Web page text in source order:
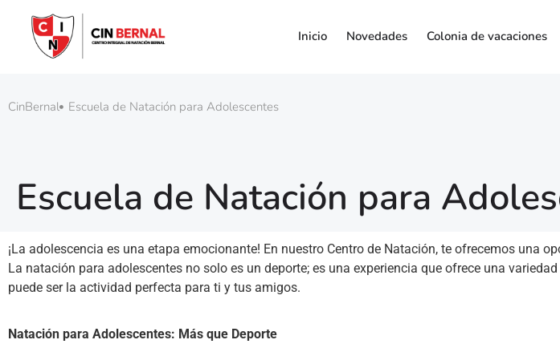
Inicio Novedades Colonia de vacaciones
CinBernal Escuela de Natación para Adolescentes
Escuela de Natación para
¡La adolescencia es una etapa emocionante! En nuestro Centro de Natación, te ofrecemos una
La natación para adolescentes no solo es un deporte; es una experiencia que ofrece una
puede ser la actividad perfecta para ti y tus amigos.
Natación para Adolescentes: Más que Deporte